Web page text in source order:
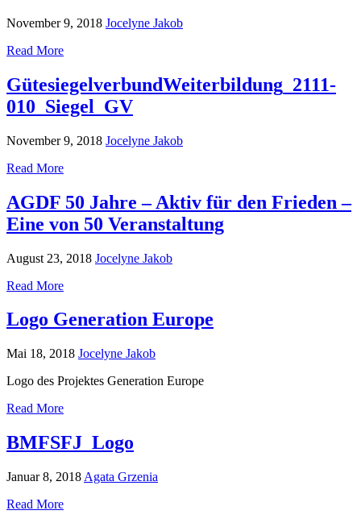
November 9, 2018 Jocelyne Jakob
Read More
GütesiegelverbundWeiterbildung_2111-
010_Siegel_GV
November 9, 2018 Jocelyne Jakob
Read More
AGDF 50 Jahre – Aktiv für den Frieden –
Eine von 50 Veranstaltung
August 23, 2018 Jocelyne Jakob
Read More
Logo Generation Europe
Mai 18, 2018 Jocelyne Jakob
Logo des Projektes Generation Europe
Read More
BMFSFJ_Logo
Januar 8, 2018 Agata Grzenia
Read More